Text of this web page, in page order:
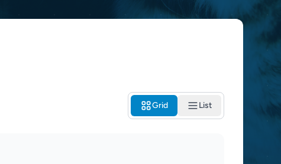
Grid List